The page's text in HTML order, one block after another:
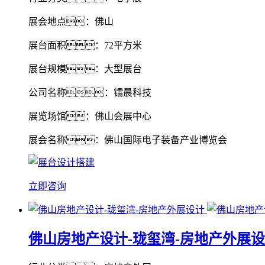
展会地点：佛山
展台面积：72平方米
展台规模：大型展台
公司名称：镭晨科技
展览场馆：佛山会展中心
展会名称：佛山国际电子装备产业博览会
立即咨询
佛山房地产设计-珑玺湾-房地产外展